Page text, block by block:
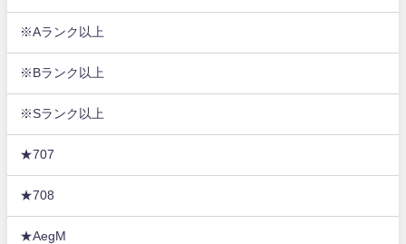
※Aランク以上
※Bランク以上
※Sランク以上
★707
★708
★AegM